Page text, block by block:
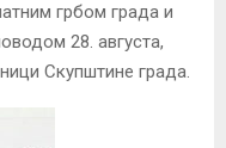
грбом града и
28. августа,
Скупштине града.